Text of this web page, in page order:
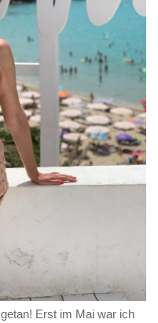
Erst im Mai war ich